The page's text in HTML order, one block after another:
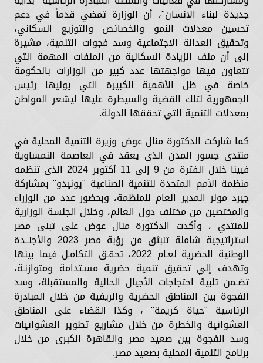
جديدة لبناء الانسان"، أن الوزارة تمضي قدماً في دعم
تحسين معدلات النمو والخصائص والتوزيع السكاني،
وتحقيق العدالة الاجتماعية وسد فجوات التنمية، مشيرة
إلى أن ملف الزيادة السكانية من الملفات المهمة التي
تتعاون فيها مواجهتها عدد كبير من الوزارات بالحكومة
خاصة في ظل الأهمية الكبيرة التي يوليها رئيس
الجمهورية لتلك القضية والسيطرة عليها ليشعر المواطن
بمعدلات التنمية التي تحققها الدولة.
كما شاركت الدكتورة منال عوض وزيرة التنمية المحلية في
منتدى جسور المدن الذى يعقد في العاصمة النمساوية
فيينا خلال الفترة من 9 إلى 11 أكتوبر 2024 الذى تنظمه
منظمة الأمم المتحدة للتنمية الصناعية "يونيدو" بمشاركة
جيرد مولر المدير العام للمنظمة، وبحضور عدد من الوزراء
والمختصين من مختلف دول العالم، وخلال الجلسة الوزارية
للمنتدي ، وأكدت الدكتورة منال عوض على تبنى مصر
استراتيجية شاملة تنبثق من رؤبة مصر 2023 والأجنــدة
الوطنية الحضرية لعـام 2022، تحقـق التكامـل فيما بينها
وتهدف إلي تحقيق تنمية حضرية مسـتدامة ومتوازنـة،
تضـمن تلبية احتجاجات الأجيال الحالية والمستقبلة، وسد
الفجوة بين المناطق الحضرية والريفية من خلال المبادرة
الرئاسية "حياة كريمة" ، وكذا القضاء على المناطق
العشوائية والخطرة من خلال مشاريع تطوير العشوائيات
وسد الفجوة بين صعيد مصر والقاهرة الكبرى من خلال
برنامج التنمية المحلية بصعيد مصر.